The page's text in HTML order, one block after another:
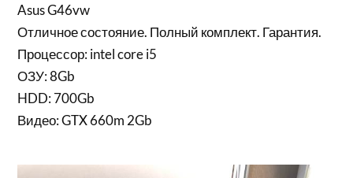
Asus G46vw
Отличное состояние. Полный комплект. Гарантия.
Процессор: intel core i5
ОЗУ: 8Gb
HDD: 700Gb
Видео: GTX 660m 2Gb